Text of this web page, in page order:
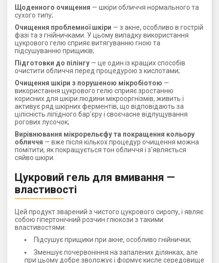
Щоденного очищення — шкіри обличчя нормального та
сухого типу;
Очищення проблемної шкіри — з акне, особливо в гострій
фазі та з гнійничками. У цьому випадку використання
цукрового гелю сприяє витягуванню гною та
підсушуванню прищиків;
Підготовки до пілінгу — це один із кращих способів
очистити обличчя перед процедурою з кислотами;
Очищення шкіри з порушеною мікробіотою —
використання цукрового гелю сприяє зростанню
корисних для шкіри людини мікрооргнізмів, живить і
активує ряд шкірних ферментів, що відповідають за
цілісність ліпідного бар'єру і своєчасне відлущування
рогових лусочок;
Вирівнювання мікрорельєфу та покращення кольору
обличчя — вже після кількох процедур очищення можна
помітити, як покращується тон обличчя і з'являється
сяйво шкіри.
Цукровий гель для вмивання —
властивості
Цей продукт зварений з чистого цукрового сиропу, і являє
собою гіпертонічний розчин глюкози з такими
властивостями:
Підсушує прищики при акне, особливо гнійнички;
Зменшує почервоніння на запалених ділянках, але
при цьому добре зволожує і формує кисле середовище